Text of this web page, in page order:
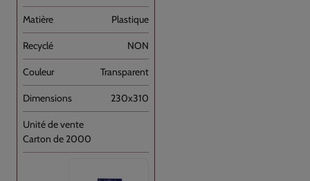
Plastique
NON
Transparent
230x310
Carton de 2000